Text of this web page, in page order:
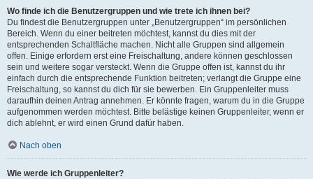
Wo finde ich die Benutzergruppen und wie trete ich ihnen bei?
Du findest die Benutzergruppen unter „Benutzergruppen“ im persönlichen
Bereich. Wenn du einer beitreten möchtest, kannst du dies mit der
entsprechenden Schaltfläche machen. Nicht alle Gruppen sind allgemein
offen. Einige erfordern erst eine Freischaltung, andere können geschlossen
sein und weitere sogar versteckt. Wenn die Gruppe offen ist, kannst du ihr
einfach durch die entsprechende Funktion beitreten; verlangt die Gruppe eine
Freischaltung, so kannst du dich für sie bewerben. Ein Gruppenleiter muss
daraufhin deinen Antrag annehmen. Er könnte fragen, warum du in die Gruppe
aufgenommen werden möchtest. Bitte belästige keinen Gruppenleiter, wenn er
dich ablehnt, er wird einen Grund dafür haben.
Nach oben
Wie werde ich Gruppenleiter?